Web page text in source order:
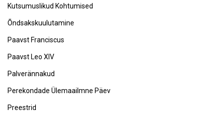
Kutsumuslikud Kohtumised
Õndsakskuulutamine
Paavst Franciscus
Paavst Leo XIV
Palverännakud
Perekondade Ülemaailmne Päev
Preestrid